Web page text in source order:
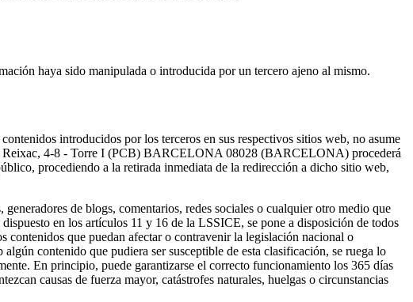
haya sido manipulada o introducida por un tercero ajeno al mismo.
introducidos por los terceros en sus respectivos sitios web, no asume
4-8 - Torre I (PCB) BARCELONA 08028 (BARCELONA) procederá
procediendo a la retirada inmediata de la redirección a dicho sitio web,
de blogs, comentarios, redes sociales o cualquier otro medio que
en los artículos 11 y 16 de la LSSICE, se pone a disposición de todos
contenidos que puedan afectar o contravenir la legislación nacional o
contenido que pudiera ser susceptible de esta clasificación, se ruega lo
En principio, puede garantizarse el correcto funcionamiento los 365 días
causas de fuerza mayor, catástrofes naturales, huelgas o circunstancias